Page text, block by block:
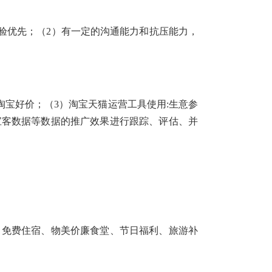
先；（2）有一定的沟通能力和抗压能力，
好价；（3）淘宝天猫运营工具使用:生意参
数据等数据的推广效果进行跟踪、评估、并
费住宿、物美价廉食堂、节日福利、旅游补